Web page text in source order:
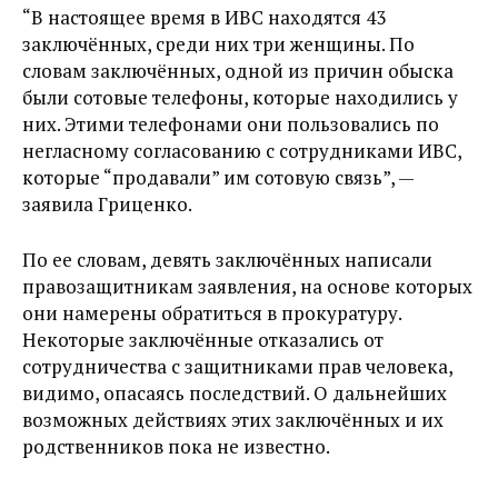
“В настоящее время в ИВС находятся 43
заключённых, среди них три женщины. По
словам заключённых, одной из причин обыска
были сотовые телефоны, которые находились у
них. Этими телефонами они пользовались по
негласному согласованию с сотрудниками ИВС,
которые “продавали” им сотовую связь”, —
заявила Гриценко.
По ее словам, девять заключённых написали
правозащитникам заявления, на основе которых
они намерены обратиться в прокуратуру.
Некоторые заключённые отказались от
сотрудничества с защитниками прав человека,
видимо, опасаясь последствий. О дальнейших
возможных действиях этих заключённых и их
родственников пока не известно.